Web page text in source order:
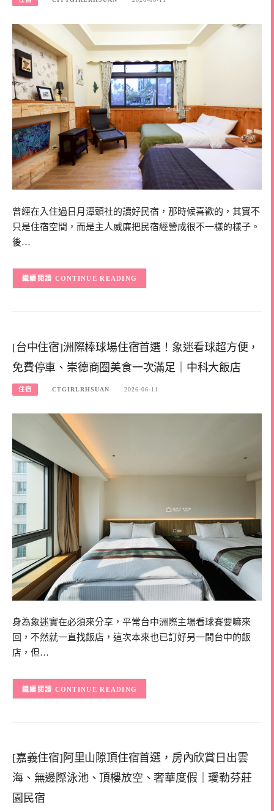
曾經在入住過日月潭頭社的讀好民宿，那時候喜歡的，其實不
只是住宿空間，而是主人威廉把民宿經營成很不一樣的樣子。
後…
CONTINUE READING
[台中住宿]洲際棒球場住宿首選！象迷看球超方便，
免費停車、崇德商圈美食一次滿足｜中科大飯店
住宿 CTGIRLRHSUAN 2026-06-11
身為象迷實在必須來分享，平常台中洲際主場看球賽要嘛來
回，不然就一直找飯店，這次本來也已訂好另一間台中的飯
店，但…
CONTINUE READING
[嘉義住宿]阿里山隙頂住宿首選，房內欣賞日出雲
海、無邊際泳池、頂樓放空、奢華度假｜璦勒芬莊
園民宿